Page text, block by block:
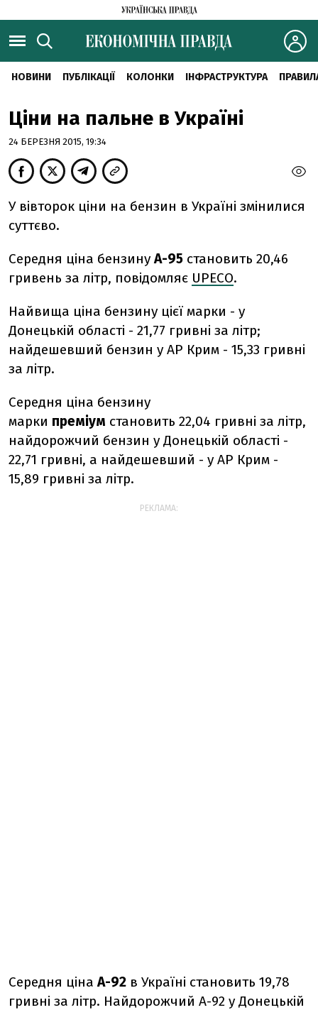
НОВИНИ ПУБЛІКАЦІЇ КОЛОНКИ ІНФРАСТРУКТУРА
Ціни на пальне в Україні
24 БЕРЕЗНЯ 2015, 19:34
У вівторок ціни на бензин в Україні змінилися
суттєво.
Середня ціна бензинуА-95 становить 20,46
гривень за літр, повідомляє UPECO.
Найвища ціна бензину цієї марки - у
Донецькій області - 21,77 гривні за літр;
найдешевший бензин у АР Крим - 15,33 гривні
за літр.
Середня ціна бензину
марки преміум становить 22,04 гривні за літр,
найдорожчий бензин у Донецькій області -
22,71 гривні, а найдешевший - у АР Крим -
15,89 гривні за літр.
РЕКЛАМА:
Середня цінаА-92 в Україні становить 19,78
гривні за літр. Найдорожчий А-92 у Донецькій